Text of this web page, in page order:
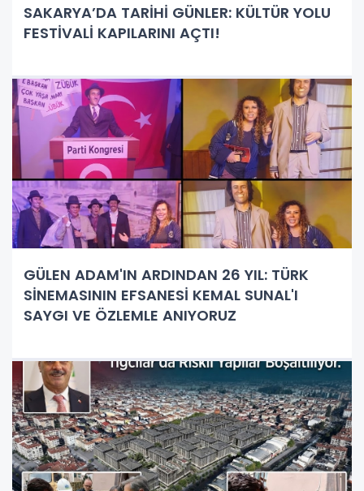
SAKARYA’DA TARİHİ GÜNLER: KÜLTÜR YOLU
FESTİVALİ KAPILARINI AÇTI!
GÜLEN ADAM'IN ARDINDAN 26 YIL: TÜRK
SİNEMASININ EFSANESİ KEMAL SUNAL'I
SAYGI VE ÖZLEMLE ANIYORUZ